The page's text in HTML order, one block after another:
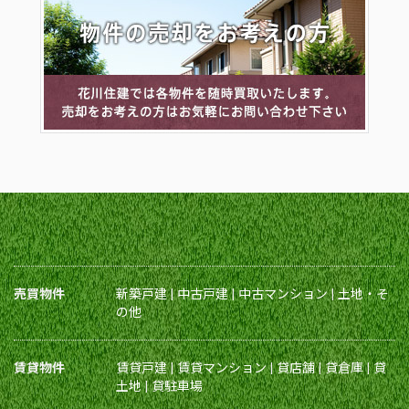
売買物件 新築戸建|中古戸建|中古マンション|土地・そ
の他
賃貸物件 賃貸戸建|賃貸マンション|貸店舗|貸倉庫|貸
土地|貸駐車場